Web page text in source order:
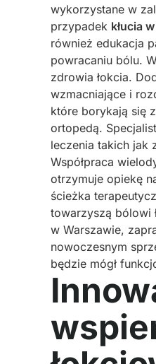
wykorzystane w
przypadek kłucia
również edukacja
powracaniu bólu.
zdrowia łokcia.
wzmacniające i
które borykają się
ortopedą.
leczenia takich jak
Współpraca
otrzymuje opiekę
ścieżka
towarzyszą bólowi
w Warszawie,
nowoczesnym
będzie mógł